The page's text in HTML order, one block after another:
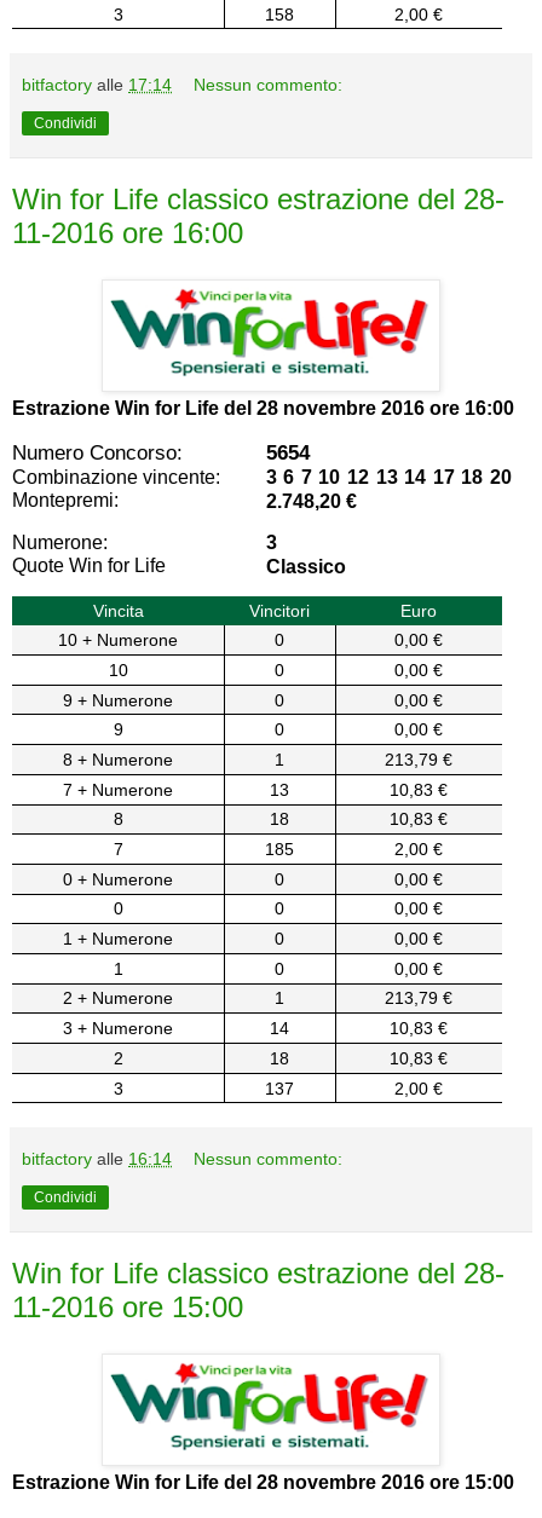
3 158 2,00 €
bitfactory alle 17:14 Nessun commento:
Condividi
Win for Life classico estrazione del 28-
11-2016 ore 16:00
Estrazione Win for Life del 28 novembre 2016 ore 16:00
Numero Concorso: 5654
Combinazione vincente:
3 6 7 10 12 13 14 17 18 20
Montepremi:
2.748,20 €
Numerone:
3
Quote Win for Life
Classico
Vincita Vincitori
Euro
10 + Numerone
0
0,00 €
10
0
0,00 €
9 + Numerone
0
0,00 €
9
0
0,00 €
8 + Numerone
1
213,79 €
7 + Numerone
13
10,83 €
8
18
10,83 €
7
185
2,00 €
0 + Numerone
0
0,00 €
0
0
0,00 €
1 + Numerone
0
0,00 €
1
0
0,00 €
2 + Numerone
1
213,79 €
3 + Numerone
14
10,83 €
2
18
10,83 €
3
137 2,00 €
bitfactory alle 16:14 Nessun commento:
Condividi
Win for Life classico estrazione del 28-
11-2016 ore 15:00
Estrazione Win for Life del 28 novembre 2016 ore 15:00